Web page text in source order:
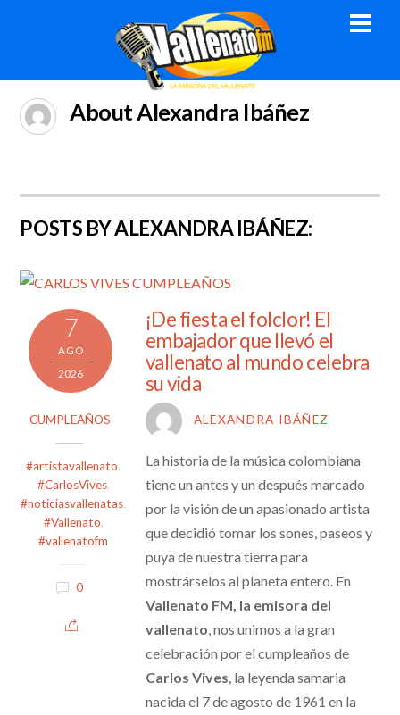
AboutAlexandra Ibáñez
POSTS BY ALEXANDRA IBÁÑEZ:
7
AGO
2026
CUMPLEAÑOS
#artistavallenato,
#CarlosVives,
#noticiasvallenatas,
#Vallenato,
#vallenatofm
0
¡De fiesta el folclor! El
embajador que llevó el
vallenato al mundo celebra
su vida
ALEXANDRA IBÁÑEZ
La historia de la música colombiana
tiene un antes y un después marcado
por la visión de un apasionado artista
que decidió tomar los sones, paseos y
puya de nuestra tierra para
mostrárselos al planeta entero. En
Vallenato FM, la emisora del
vallenato, nos unimos a la gran
celebración por el cumpleaños de
Carlos Vives, la leyenda samaria
nacida el 7 de agosto de 1961 en la